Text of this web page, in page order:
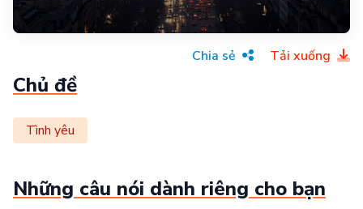
Chia sẻ Tải xuống
Chủ đề
Tình yêu
Những câu nói dành riêng cho bạn